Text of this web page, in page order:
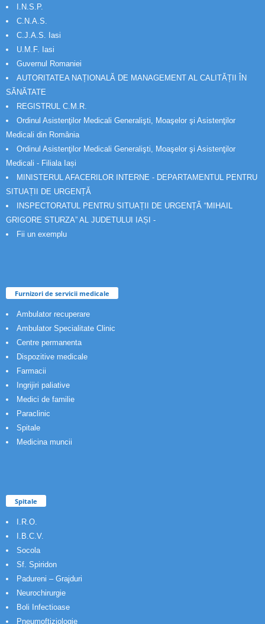
I.N.S.P.
C.N.A.S.
C.J.A.S. Iasi
U.M.F. Iasi
Guvernul Romaniei
AUTORITATEA NAȚIONALĂ DE MANAGEMENT AL CALITĂȚII ÎN
SĂNĂTATE
REGISTRUL C.M.R.
Ordinul Asistenţilor Medicali Generalişti, Moaşelor şi Asistenţilor
Medicali din România
Ordinul Asistenţilor Medicali Generalişti, Moaşelor şi Asistenţilor
Medicali - Filiala Iași
MINISTERUL AFACERILOR INTERNE - DEPARTAMENTUL PENTRU
SITUAȚII DE URGENȚĂ
INSPECTORATUL PENTRU SITUAȚII DE URGENȚĂ “MIHAIL
GRIGORE STURZA” AL JUDETULUI IAȘI -
Fii un exemplu
Furnizori de servicii medicale
Ambulator recuperare
Ambulator Specialitate Clinic
Centre permanenta
Dispozitive medicale
Farmacii
Ingrijiri paliative
Medici de familie
Paraclinic
Spitale
Medicina muncii
Spitale
I.R.O.
I.B.C.V.
Socola
Sf. Spiridon
Padureni – Grajduri
Neurochirurgie
Boli Infectioase
Pneumoftiziologie